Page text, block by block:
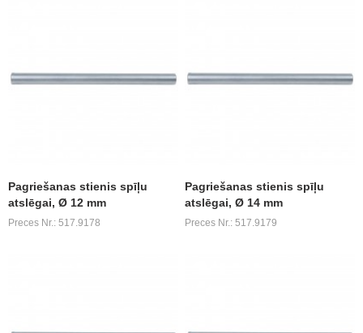
Pagriešanas stienis spīļu
atslēgai, Ø 12 mm
Preces Nr.: 517.9178
Pagriešanas stienis spīļu
atslēgai, Ø 14 mm
Preces Nr.: 517.9179